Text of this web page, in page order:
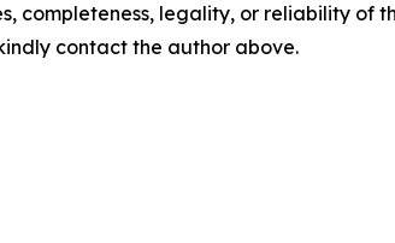
completeness, legality, or reliability
contact the author above.